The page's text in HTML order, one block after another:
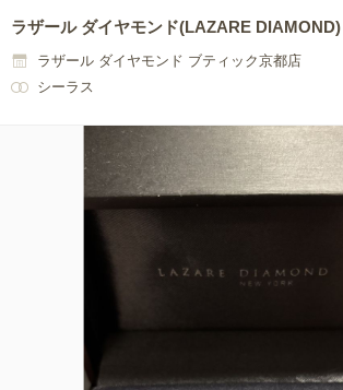
ラザール ダイヤモンド(LAZARE DIAMOND)
ラザール ダイヤモンド ブティック京都店
シーラス